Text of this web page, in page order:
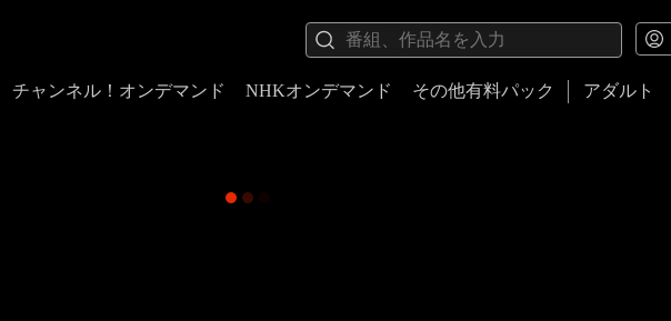
チャンネル！オンデマンド NHKオンデマンド その他有料パック アダルト